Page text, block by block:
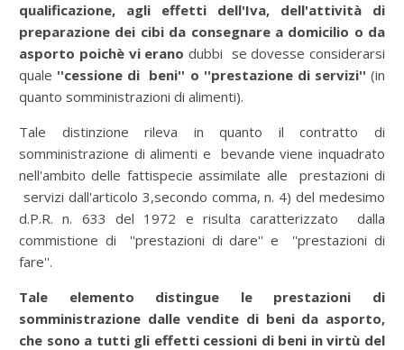
qualificazione, agli effetti dell'Iva, dell'attività di
preparazione dei cibi da consegnare a domicilio o da
asporto poichè vi erano dubbi se dovesse considerarsi
quale ''cessione di beni'' o ''prestazione di servizi'' (in
quanto somministrazioni di alimenti).
Tale distinzione rileva in quanto il contratto di
somministrazione di alimenti e bevande viene inquadrato
nell'ambito delle fattispecie assimilate alle prestazioni di
servizi dall'articolo 3,secondo comma, n. 4) del medesimo
d.P.R. n. 633 del 1972 e risulta caratterizzato dalla
commistione di ''prestazioni di dare'' e ''prestazioni di
fare''.
Tale elemento distingue le prestazioni di
somministrazione dalle vendite di beni da asporto,
che sono a tutti gli effetti cessioni di beni in virtù del